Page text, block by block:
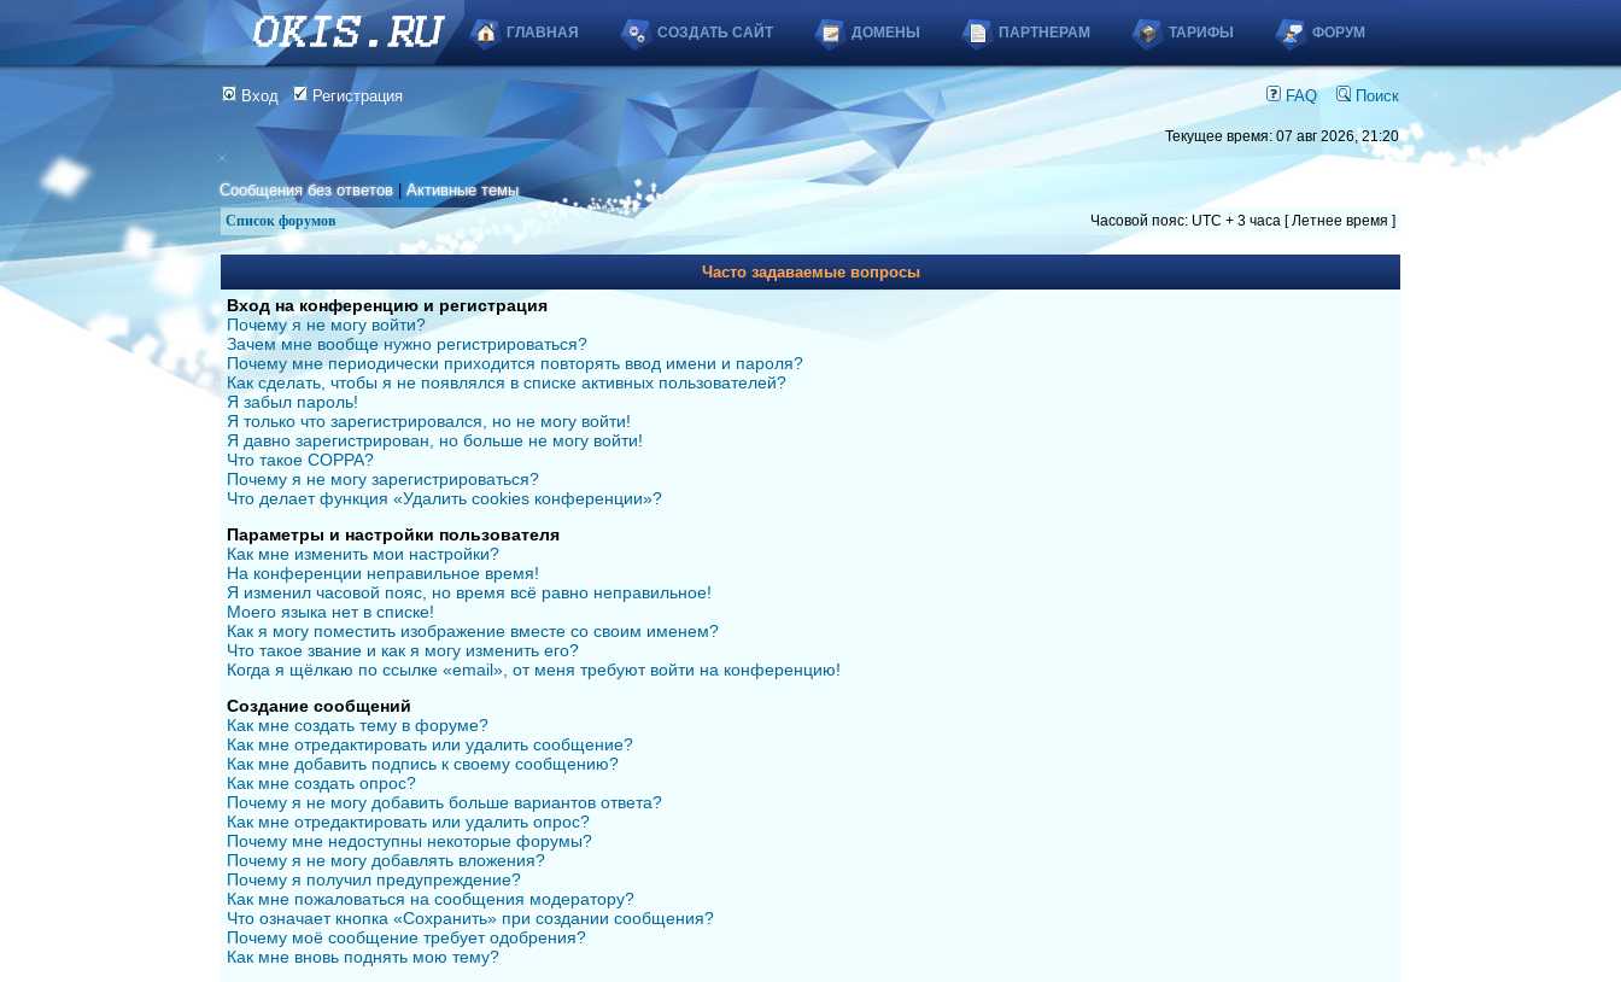
ГЛАВНАЯ СОЗДАТЬ САЙТ ДОМЕНЫ ПАРТНЕРАМ ТАРИФЫ ФОРУМ
Вход Регистрация FAQ Поиск
Текущее время: 07 авг 2026, 21:20
Сообщения без ответов |Активные темы
Список форумов Часовой пояс: UTC + 3 часа [ Летнее время ]
Часто задаваемые вопросы
Вход на конференцию и регистрация
Почему я не могу войти?
Зачем мне вообще нужно регистрироваться?
Почему мне периодически приходится повторять ввод имени и пароля?
Как сделать, чтобы я не появлялся в списке активных пользователей?
Я забыл пароль!
Я только что зарегистрировался, но не могу войти!
Я давно зарегистрирован, но больше не могу войти!
Что такое COPPA?
Почему я не могу зарегистрироваться?
Что делает функция «Удалить cookies конференции»?
Параметры и настройки пользователя
Как мне изменить мои настройки?
На конференции неправильное время!
Я изменил часовой пояс, но время всё равно неправильное!
Моего языка нет в списке!
Как я могу поместить изображение вместе со своим именем?
Что такое звание и как я могу изменить его?
Когда я щёлкаю по ссылке «email», от меня требуют войти на конференцию!
Создание сообщений
Как мне создать тему в форуме?
Как мне отредактировать или удалить сообщение?
Как мне добавить подпись к своему сообщению?
Как мне создать опрос?
Почему я не могу добавить больше вариантов ответа?
Как мне отредактировать или удалить опрос?
Почему мне недоступны некоторые форумы?
Почему я не могу добавлять вложения?
Почему я получил предупреждение?
Как мне пожаловаться на сообщения модератору?
Что означает кнопка «Сохранить» при создании сообщения?
Почему моё сообщение требует одобрения?
Как мне вновь поднять мою тему?